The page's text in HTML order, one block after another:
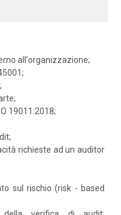
all'organizzazione;
19011:2018;
richieste ad un auditor
sul rischio (risk - based